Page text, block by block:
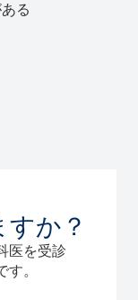
る
か？
医を受診
。